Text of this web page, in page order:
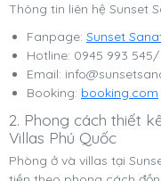
Thông tin liên hệ Sunset
Fanpage: Sunset
Hotline: 0945 993
Email:
Booking: booking.com
2. Phong cách thiết
Villas Phú Quốc
Phòng ở và villas tại